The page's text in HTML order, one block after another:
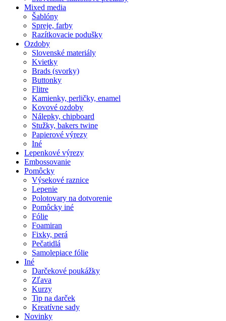
Mixed media
Šablóny
Spreje, farby
Razítkovacie podušky
Ozdoby
Slovenské materiály
Kvietky
Brads (svorky)
Buttonky
Flitre
Kamienky, perličky, enamel
Kovové ozdoby
Nálepky, chipboard
Stužky, bakers twine
Papierové výrezy
Iné
Lepenkové výrezy
Embossovanie
Pomôcky
Výsekové raznice
Lepenie
Polotovary na dotvorenie
Pomôcky iné
Fólie
Foamiran
Fixky, perá
Pečatidlá
Samolepiace fólie
Iné
Darčekové poukážky
Zľava
Kurzy
Tip na darček
Kreatívne sady
Novinky